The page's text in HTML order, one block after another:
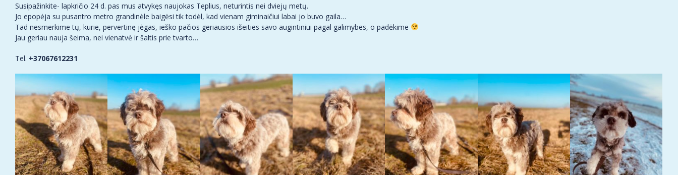
Susipažinkite- lapkričio 24 d. pas mus atvykęs naujokas Teplius, neturintis nei dviejų metų.
Jo epopėja su pusantro metro grandinėle baigėsi tik todėl, kad vienam giminaičiui labai jo buvo gaila…
Tad nesmerkime tų, kurie, pervertinę jėgas, ieško pačios geriausios išeities savo augintiniui pagal galimybes, o padėkime
Jau geriau nauja šeima, nei vienatvė ir šaltis prie tvarto…
Tel. +37067612231